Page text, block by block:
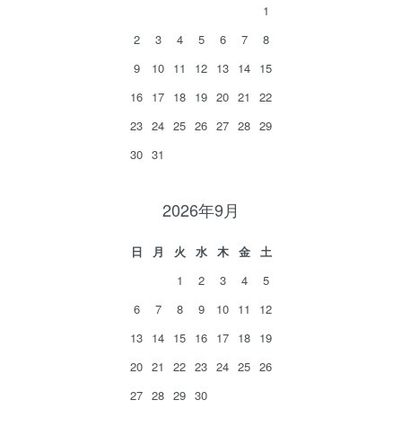
1
2
3 4 5 6 7
8
9
10 11 12 13 14 15
16 17 18 19 20 21
22
23 24 25 26 27 28 29
30 31
2026年9月
日 月 火 水 木 金
土
1
2 3 4
5
6
7 8 9 10 11
12
13 14 15 16 17 18 19
20 21 22 23 24 25 26
27 28 29 30